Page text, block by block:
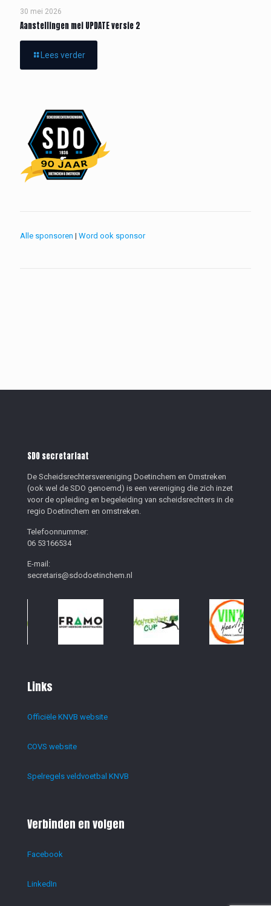
30 mei 2026
Aanstellingen mei UPDATE versie 2
Lees verder
Alle sponsoren | Word ook sponsor
SDO secretariaat
De Scheidsrechtersvereniging Doetinchem en Omstreken
(ook wel de SDO genoemd) is een vereniging die zich inzet
voor de opleiding en begeleiding van scheidsrechters in de
regio Doetinchem en omstreken.
Telefoonnummer:
06 53166534
E-mail:
secretaris@sdodoetinchem.nl
Links
Officiële KNVB website
COVS website
Spelregels veldvoetbal KNVB
Verbinden en volgen
Facebook
LinkedIn